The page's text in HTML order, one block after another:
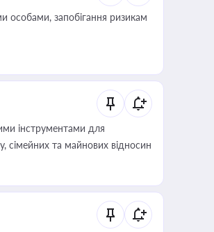
особами, запобігання ризикам
інструментами для
сімейних та майнових відносин